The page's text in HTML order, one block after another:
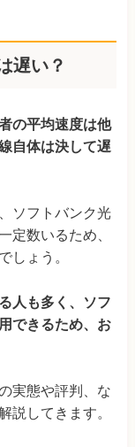
遅い？
の平均速度は他
自体は決して遅
ソフトバンク光
定数いるため、
しょう。
人も多く、ソフ
できるため、お
実態や評判、な
説してきます。